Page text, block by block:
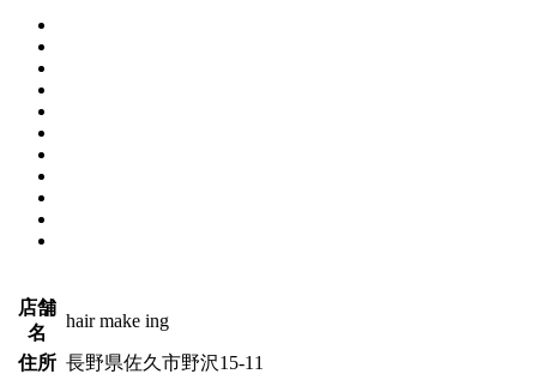
店舗
名
hair make ing
住所 長野県佐久市野沢15-11